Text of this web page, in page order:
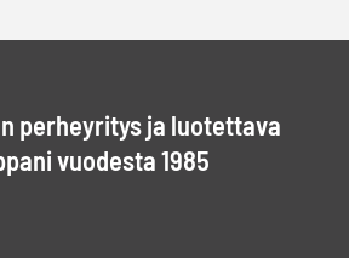
perheyritys ja luotettava
vuodesta 1985